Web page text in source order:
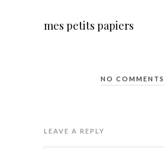
mes petits papiers
NO COMMENTS
LEAVE A REPLY